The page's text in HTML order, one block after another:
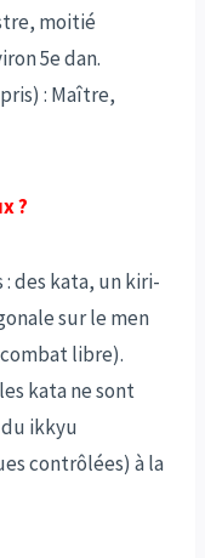
moitié
5e dan.
: Maître,
?
: des kata, un kiri-
sur le men
libre).
kata ne sont
du ikkyu
contrôlées) à la